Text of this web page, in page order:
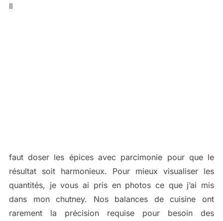
Il
faut doser les épices avec parcimonie pour que le
résultat soit harmonieux. Pour mieux visualiser les
quantités, je vous ai pris en photos ce que j’ai mis
dans mon chutney. Nos balances de cuisine ont
rarement la précision requise pour besoin des